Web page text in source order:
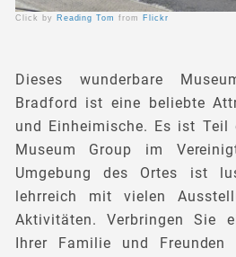
Click by Reading Tom from Flickr
Dieses wunderbare
Bradford ist eine beliebte
und Einheimische. Es ist Teil
Museum Group im
Umgebung des Ortes ist
lehrreich mit vielen
Aktivitäten. Verbringen Sie
Ihrer Familie und